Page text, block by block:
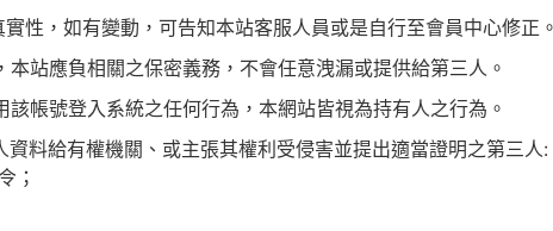
性，如有變動，可告知本站客服人員或是自行至會員中心修正。
站應負相關之保密義務，不會任意洩漏或提供給第三人。
帳號登入系統之任何行為，本網站皆視為持有人之行為。
料給有權機關、或主張其權利受侵害並提出適當證明之第三人:
；